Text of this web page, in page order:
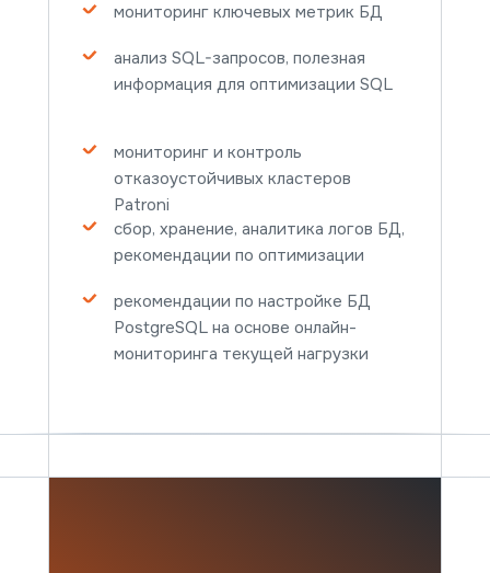
Подробнее
анализ SQL-запросов, полезная
информация для оптимизации SQL
сбор, хранение, аналитика логов БД,
рекомендации по оптимизации
мониторинг ключевых метрик БД
рекомендации по настройке БД
PostgreSQL на основе онлайн-
мониторинга текущей нагрузки
мониторинг и контроль
отказоустойчивых кластеров
Patroni